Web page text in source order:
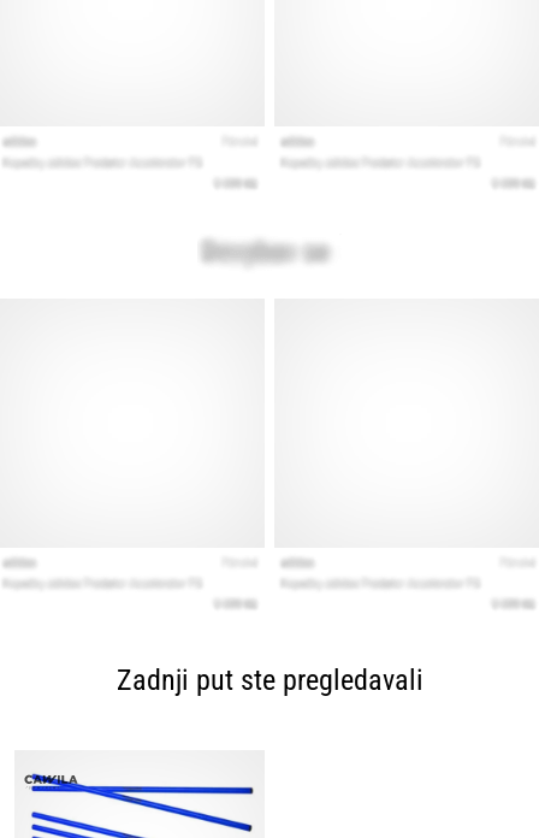
Zadnji put ste pregledavali